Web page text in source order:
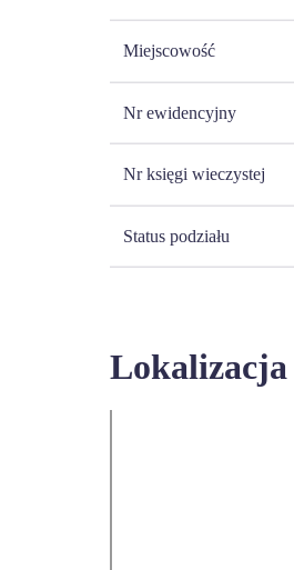
Miejscowość
Nr ewidencyjny
Nr księgi wieczystej
Status podziału
Lokalizacja